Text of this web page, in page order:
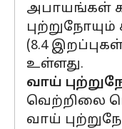
அபாயங்கள்
(8.4
உள்ளது.
வாய்
வெற்றிலை
வாய்